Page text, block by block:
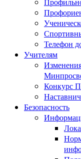
Телефон
Учителям
Конкурс
Безопасность